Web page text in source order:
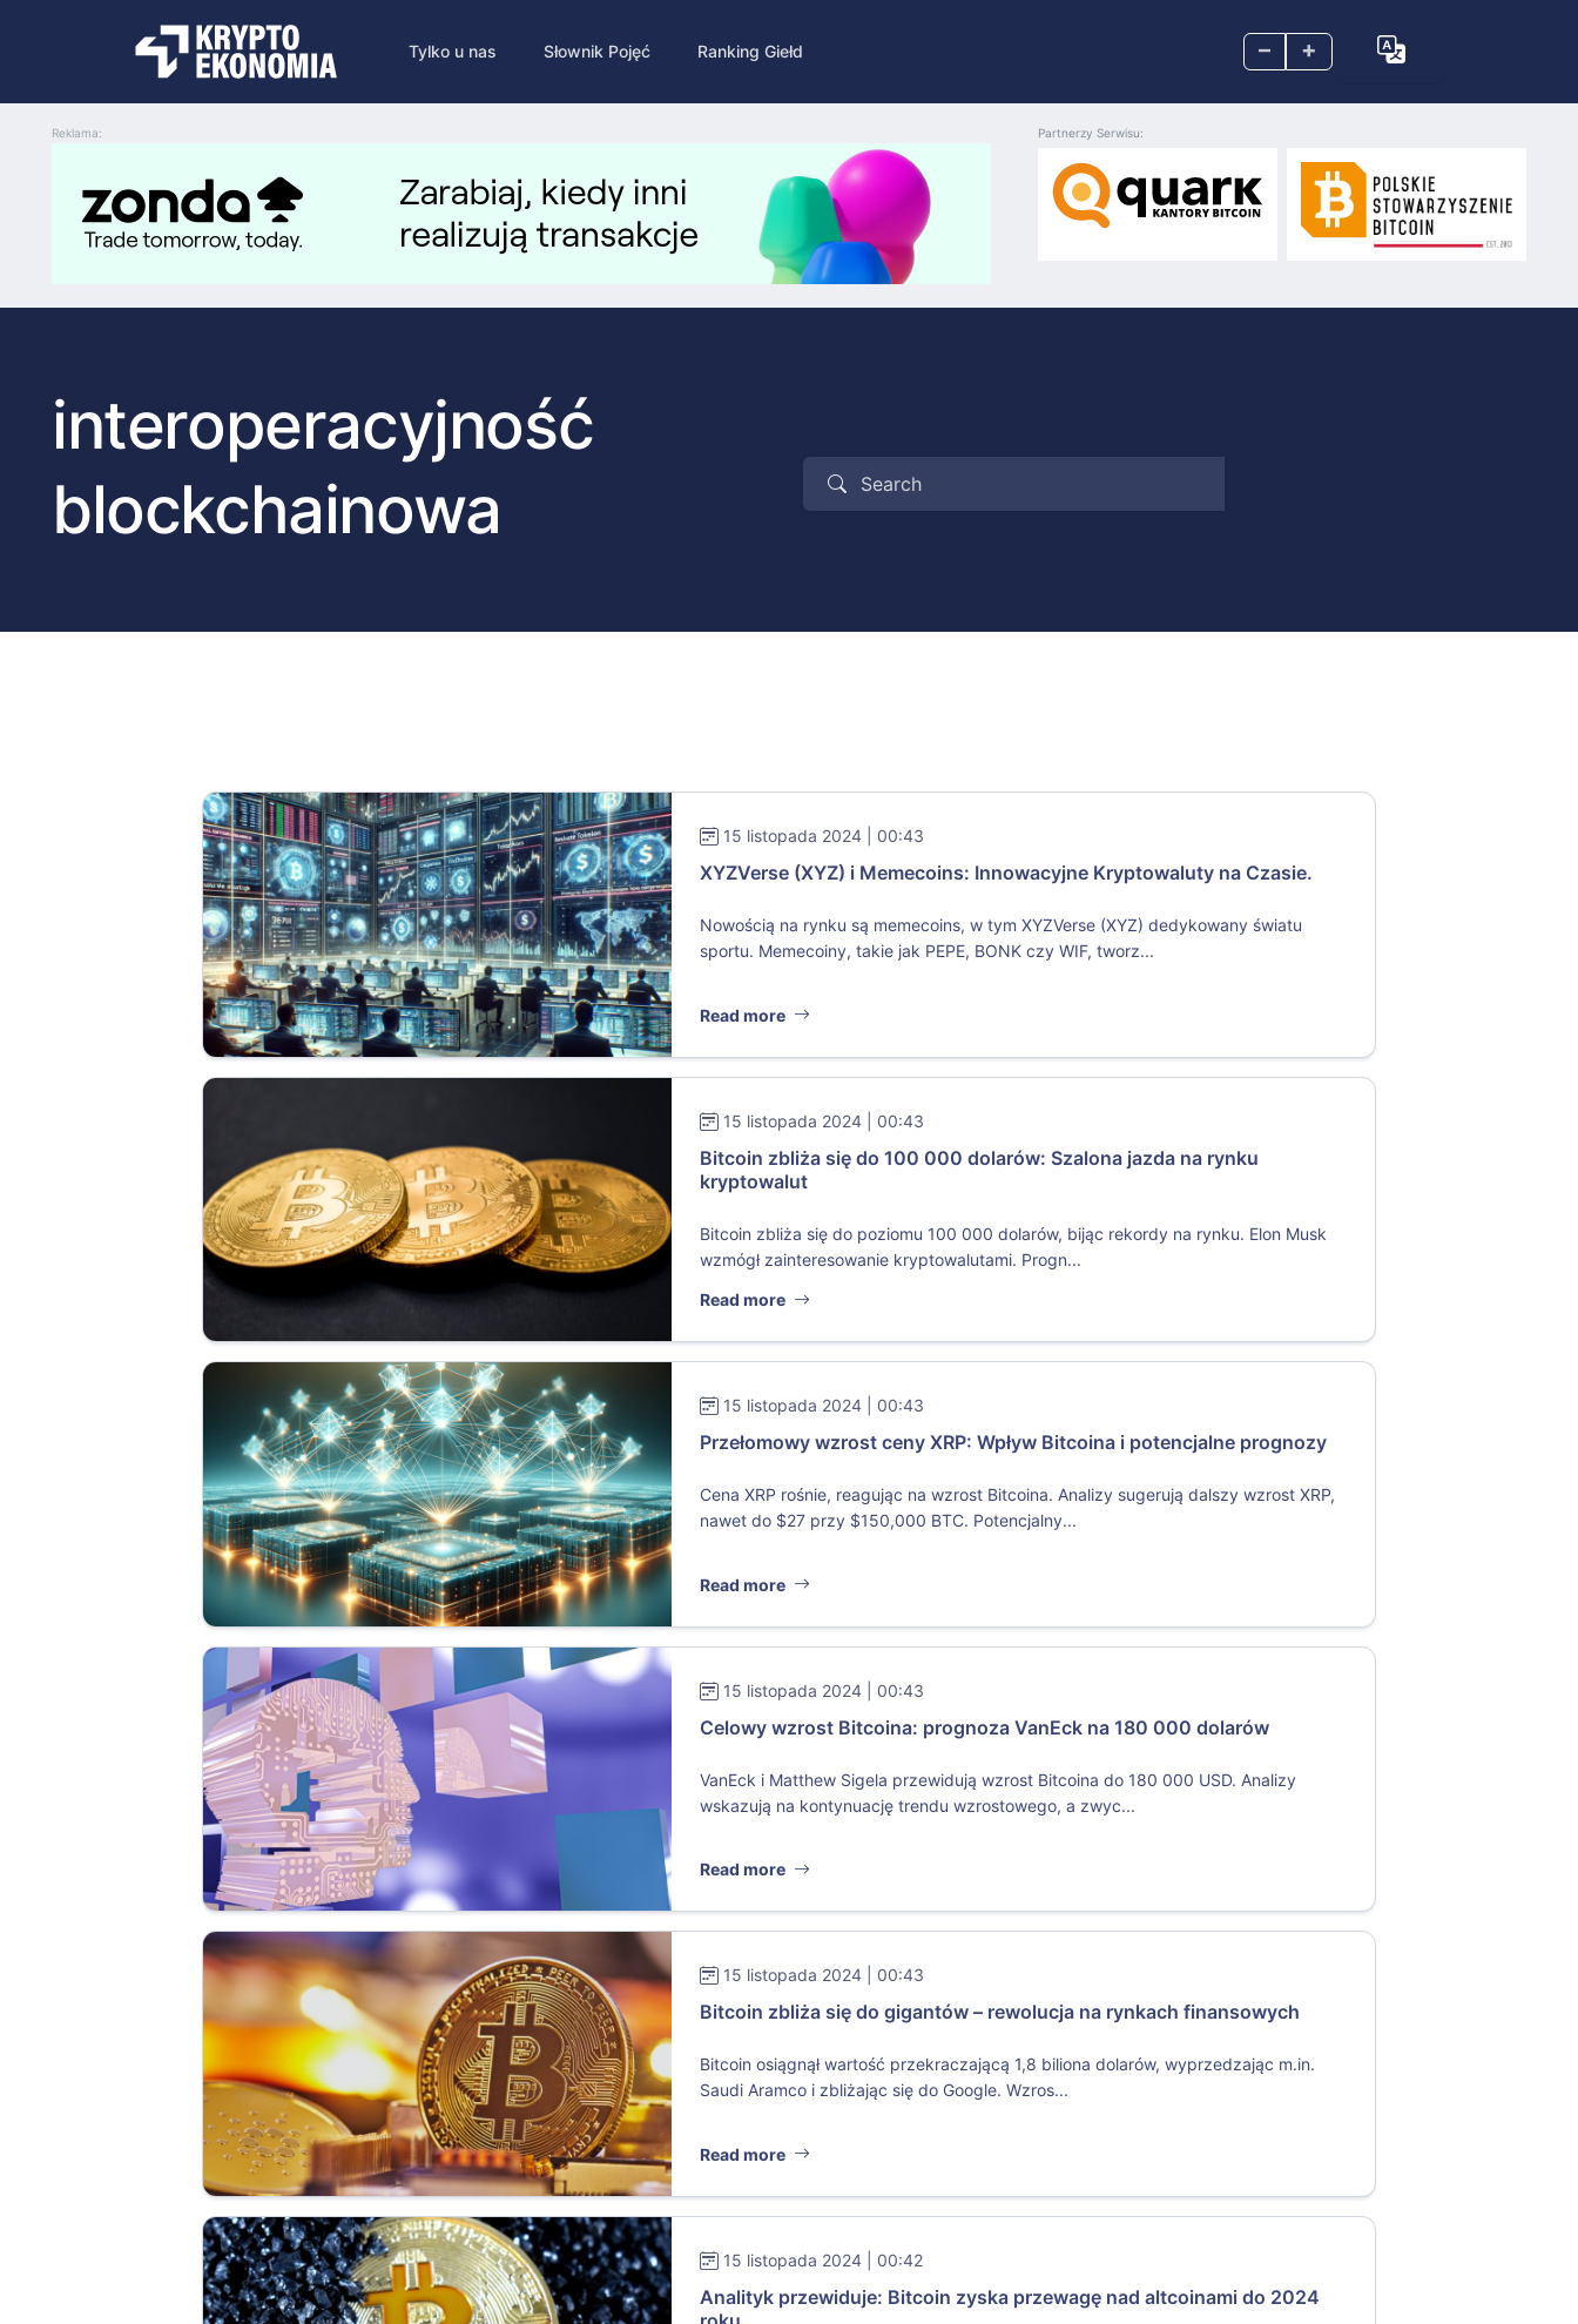
– +
Tylko u nas Słownik Pojęć Ranking Giełd
Reklama: Partnerzy Serwisu:
interoperacyjność
blockchainowa
15 listopada 2024 | 00:43
XYZVerse (XYZ) i Memecoins: Innowacyjne Kryptowaluty na Czasie.
Nowością na rynku są memecoins, w tym XYZVerse (XYZ) dedykowany światu
sportu. Memecoiny, takie jak PEPE, BONK czy WIF, tworz...
Read more
15 listopada 2024 | 00:43
Bitcoin zbliża się do 100 000 dolarów: Szalona jazda na rynku
kryptowalut
Bitcoin zbliża się do poziomu 100 000 dolarów, bijąc rekordy na rynku. Elon Musk
wzmógł zainteresowanie kryptowalutami. Progn...
Read more
15 listopada 2024 | 00:43
Przełomowy wzrost ceny XRP: Wpływ Bitcoina i potencjalne prognozy
Cena XRP rośnie, reagując na wzrost Bitcoina. Analizy sugerują dalszy wzrost XRP,
nawet do $27 przy $150,000 BTC. Potencjalny...
Read more
15 listopada 2024 | 00:43
Celowy wzrost Bitcoina: prognoza VanEck na 180 000 dolarów
VanEck i Matthew Sigela przewidują wzrost Bitcoina do 180 000 USD. Analizy
wskazują na kontynuację trendu wzrostowego, a zwyc...
Read more
15 listopada 2024 | 00:43
Bitcoin zbliża się do gigantów – rewolucja na rynkach finansowych
Bitcoin osiągnął wartość przekraczającą 1,8 biliona dolarów, wyprzedzając m.in.
Saudi Aramco i zbliżając się do Google. Wzros...
Read more
15 listopada 2024 | 00:42
Analityk przewiduje: Bitcoin zyska przewagę nad altcoinami do 2024